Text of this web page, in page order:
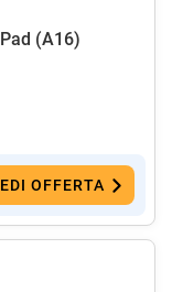
(A16)
OFFERTA